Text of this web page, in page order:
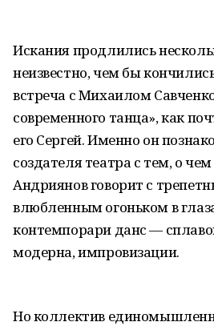
Искания продлились
неизвестно, чем бы
встреча с Михаилом
современного танца», как
его Сергей. Именно он
создателя театра с тем, о
Андриянов говорит с
влюбленным огоньком в
контемпорари данс —
модерна, импровизации.
Но коллектив